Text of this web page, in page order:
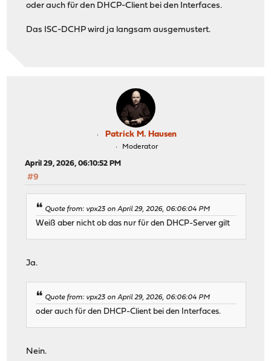
oder auch für den DHCP-Client bei den Interfaces.
Das ISC-DCHP wird ja langsam ausgemustert.
Patrick M. Hausen
Moderator
April 29, 2026, 06:10:52 PM
#9
Quote from: vpx23 on April 29, 2026, 06:06:04 PM
Weiß aber nicht ob das nur für den DHCP-Server gilt
Ja.
Quote from: vpx23 on April 29, 2026, 06:06:04 PM
oder auch für den DHCP-Client bei den Interfaces.
Nein.